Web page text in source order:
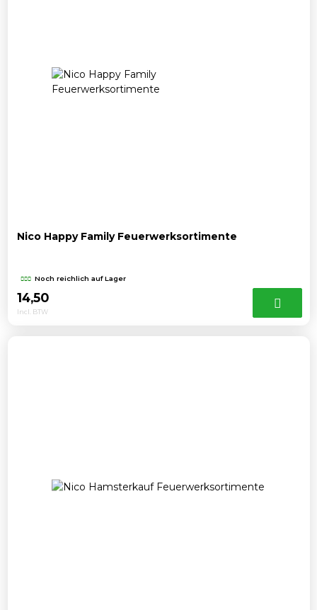
Nico Happy Family Feuerwerksortimente
Noch reichlich auf Lager
14,50
Incl. BTW